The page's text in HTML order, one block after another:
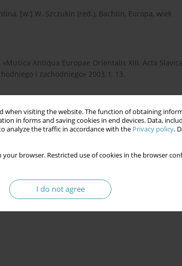
when visiting the website. The function of obtaining
in forms and saving cookies in end devices. Data,
analyze the traffic in accordance with the Privacy policy.
your browser. Restricted use of cookies in the browser
I do not agree
[w:] W. Szczukin (red.), Bachtin, Europa, wiek
Antiqua Europae Orientalis XIII. Acta
i zachodniego» 2003, t. 13.
Warszaw 2011.
J., Słownik terminów literackich [hasło:
Warszawa 2007.